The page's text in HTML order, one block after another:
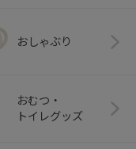
おしゃぶり
おむつ・
トイレグッズ